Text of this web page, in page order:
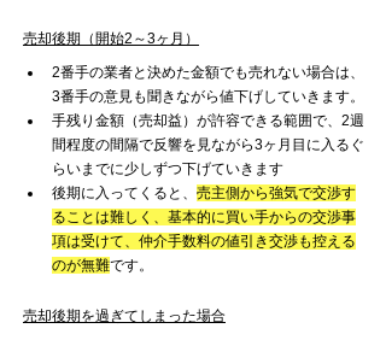
売却後期（開始2～3ヶ月）
2番手の業者と決めた金額でも売れない場合は、
3番手の意見も聞きながら値下げしていきます。
手残り金額（売却益）が許容できる範囲で、2週
間程度の間隔で反響を見ながら3ヶ月目に入るぐ
らいまでに少しずつ下げていきます
後期に入ってくると、 売主側から強気で交渉す
ることは難しく、基本的に買い手からの交渉事
項は受けて、仲介手数料の値引き交渉も控える
のが無難です。
売却後期を過ぎてしまった場合